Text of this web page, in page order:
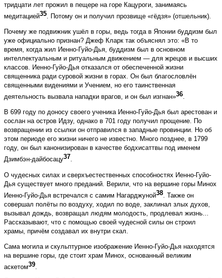
тридцати лет прожил в пещере на горе Кацуроги, занимаясь
медитацией35 . Потому он и получил прозвище «гёдзя» (отшельник).
Почему же подвижник ушёл в горы, ведь тогда в Японии буддизм был
уже официально признан? Джеф Кларк так объяснял это: «В то
время, когда жил Иенно-Гуйо-Дья, буддизм был в основном
интеллектуальным и ритуальным движением — для жрецов и высших
классов. Иенно-Гуйо-Дья отказался от обеспеченной жизни
священника ради суровой жизни в горах. Он был благословлён
священными видениями и Учением, но его таинственная
деятельность вызвала нападки врагов, и он был изгнан»36.
В 699 году по доносу своего ученика Иенно-Гуйо-Дья был арестован и
сослан на остров Идзу, однако в 701 году получил прощение. По
возвращении из ссылки он отправился в западные провинции. Но об
этом периоде его жизни ничего не известно. Много позднее, в 1799
году, он был канонизирован в качестве бодхисаттвы под именем
Дзимбэн-дайбосацу37.
О чудесных силах и сверхъестественных способностях Иенно-Гуйо-
Дья существует много преданий. Верили, что на вершине горы Минох
Иенно-Гуйо-Дья встречался с самим Нагарджуной38 . Также он
совершал полёты по воздуху, ходил по воде, заклинал злых духов,
вызывал дождь, возвращал людям молодость, продлевал жизнь...
Рассказывают, что с помощью своей чудесной силы он строил
храмы, причём создавал их внутри скал.
Сама могила и скульптурное изображение Иенно-Гуйо-Дья находятся
на вершине горы, где стоит храм Минох, основанный великим
аскетом39.